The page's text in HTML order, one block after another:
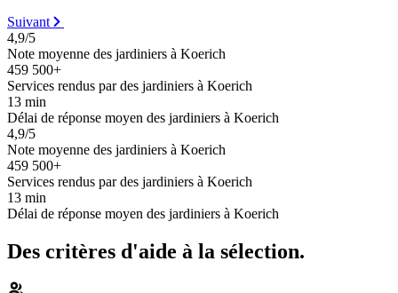
Suivant
4,9/5
Note moyenne des jardiniers à Koerich
459 500+
Services rendus par des jardiniers à Koerich
13 min
Délai de réponse moyen des jardiniers à Koerich
4,9/5
Note moyenne des jardiniers à Koerich
459 500+
Services rendus par des jardiniers à Koerich
13 min
Délai de réponse moyen des jardiniers à Koerich
Des critères d'aide à la sélection.